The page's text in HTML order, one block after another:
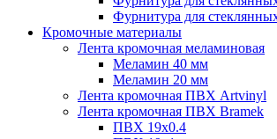
Фурнитура для
Кромочные материалы
Лента кромочная меламиновая
Меламин 40 мм
Меламин 20 мм
Лента кромочная ПВХ Artvinyl
Лента кромочная ПВХ Bramek
ПВХ 19x0.4